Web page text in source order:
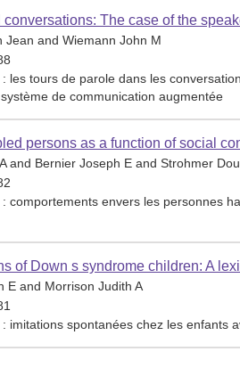
The case of the
Jean and Wiemann John M
les tours de parole dans les
de communication augmentée
persons as a function of social
and Bernier Joseph E and Strohmer
comportements envers les personnes
of Down s syndrome children: A
E and Morrison Judith A
imitations spontanées chez les enfants